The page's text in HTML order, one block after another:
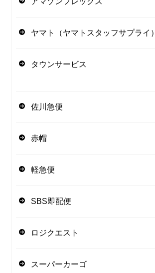
ヤマト（ヤマトスタッフサプライ）
タウンサービス
佐川急便
赤帽
軽急便
SBS即配便
ロジクエスト
スーパーカーゴ